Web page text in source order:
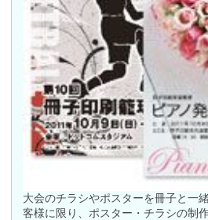
大会のチラシやポスターを冊子と一
客様に限り、ポスター・チラシの制